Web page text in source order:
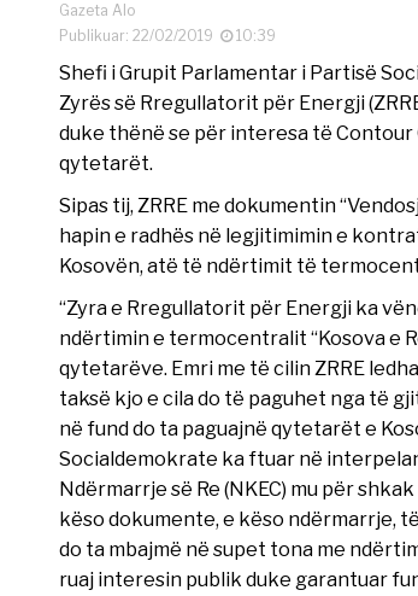
Gazeta Alo
Publikuar: 22/02/2019
10:39
Shefi i Grupit Parlamentar i Partisë
Zyrës së Rregullatorit për Energji
duke thënë se për interesa të
qytetarët.
Sipas tij, ZRRE me dokumentin
hapin e radhës në legjitimimin e
Kosovën, atë të ndërtimit të
“Zyra e Rregullatorit për Energji ka
ndërtimin e termocentralit “Kosova e
qytetarëve. Emri me të cilin ZRRE
taksë kjo e cila do të paguhet nga të
në fund do ta paguajnë qytetarët e
Socialdemokrate ka ftuar në
Ndërmarrje së Re (NKEC) mu për
këso dokumente, e këso ndërmarrje,
do ta mbajmë në supet tona me
ruaj interesin publik duke garantuar